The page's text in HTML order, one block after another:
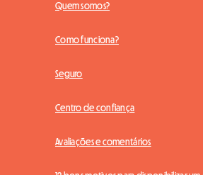
Quem somos?
Como funciona?
Seguro
Centro de confiança
Avaliações e comentários